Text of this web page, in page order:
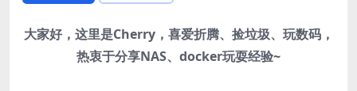
大家好，这里是Cherry，喜爱折腾、捡垃圾、玩数码，
热衷于分享NAS、docker玩耍经验~